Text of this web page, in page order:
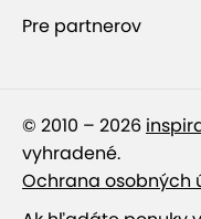
Pre partnerov
© 2010 – 2026
vyhradené.
Ochrana osobných